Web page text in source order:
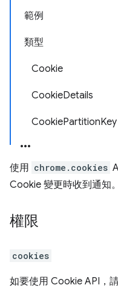
範例
類型
Cookie
CookieDetails
CookiePartitionKey
使用 chrome.cookies
Cookie 變更時收到通知。
權限
cookies
如要使用 Cookie API，